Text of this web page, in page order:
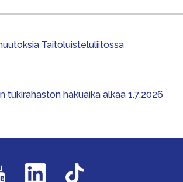
Taitoluisteluliitossa
tukirahaston hakuaika alkaa 1.7.2026